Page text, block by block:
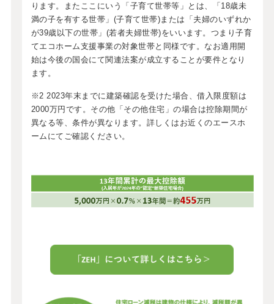
ります。またここにいう「子育て世帯等」とは、「18歳未
満の子を有する世帯」(子育て世帯)または「夫婦のいずれか
が39歳以下の世帯」(若者夫婦世帯)をいいます。つまり子育
てエコホーム支援事業の対象世帯と同様です。なお適用開
始は今後の国会にて関連法案が成立することが要件となり
ます。
※2 2023年末までに建築確認を受けた場合、借入限度額は
2000万円です。その他「その他住宅」の場合は控除期間が
異なる等、条件が異なります。詳しくはお近くのエースホ
ームにてご確認ください。